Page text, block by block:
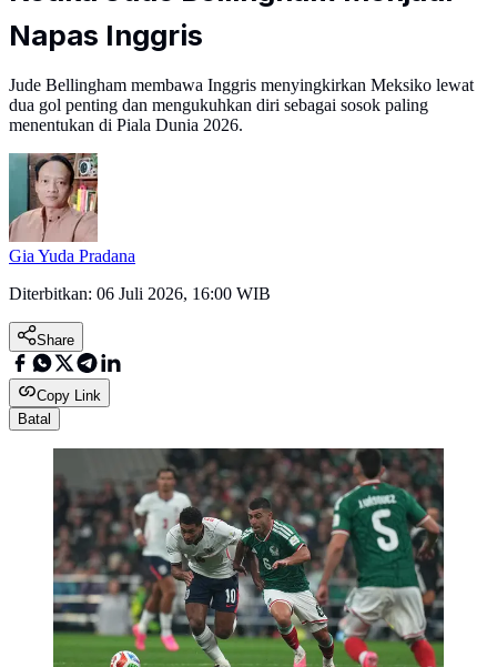
Napas Inggris
Jude Bellingham membawa Inggris menyingkirkan Meksiko lewat
dua gol penting dan mengukuhkan diri sebagai sosok paling
menentukan di Piala Dunia 2026.
Gia Yuda Pradana
Diterbitkan: 06 Juli 2026, 16:00 WIB
Share
Copy Link
Batal